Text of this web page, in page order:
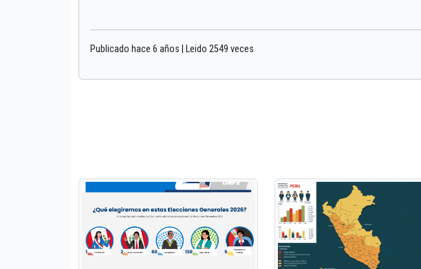
Publicado hace 6 años | Leido 2549 veces